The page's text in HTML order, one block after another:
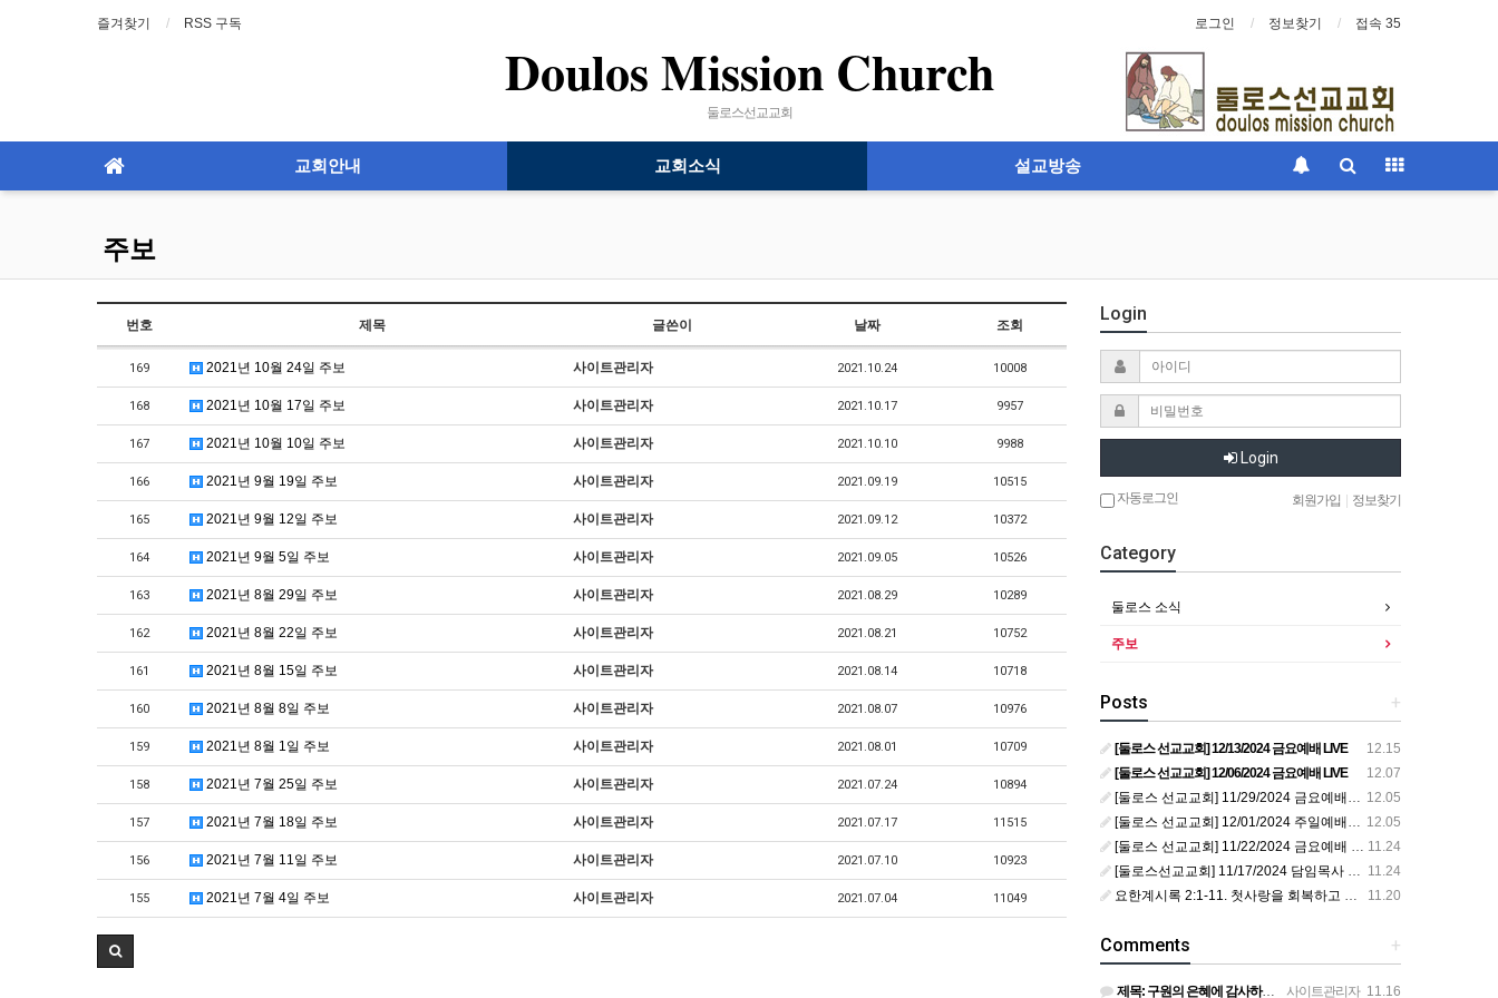
즐겨찾기 RSS 구독 로그인 정보찾기 접속 35
Doulos Mission Church
둘로스선교교회
교회안내 교회소식 설교방송
주보
번호 제목 글쓴이 날짜 조회
169 2021년 10월 24일 주보 사이트관리자 2021.10.24 10008
168 2021년 10월 17일 주보 사이트관리자 2021.10.17 9957
167 2021년 10월 10일 주보 사이트관리자 2021.10.10 9988
166 2021년 9월 19일 주보 사이트관리자 2021.09.19 10515
165 2021년 9월 12일 주보 사이트관리자 2021.09.12 10372
164 2021년 9월 5일 주보 사이트관리자 2021.09.05 10526
163 2021년 8월 29일 주보 사이트관리자 2021.08.29 10289
162 2021년 8월 22일 주보 사이트관리자 2021.08.21 10752
161 2021년 8월 15일 주보 사이트관리자 2021.08.14 10718
160 2021년 8월 8일 주보 사이트관리자 2021.08.07 10976
159 2021년 8월 1일 주보 사이트관리자 2021.08.01 10709
158 2021년 7월 25일 주보 사이트관리자 2021.07.24 10894
157 2021년 7월 18일 주보 사이트관리자 2021.07.17 11515
156 2021년 7월 11일 주보 사이트관리자 2021.07.10 10923
155 2021년 7월 4일 주보 사이트관리자 2021.07.04 11049
Login
Login
자동로그인 회원가입 정보찾기
Category
둘로스 소식
주보
+
Posts
12.15
[둘로스 선교교회] 12/13/2024 금요예배 LIVE
12.07
[둘로스 선교교회] 12/06/2024 금요예배 LIVE
12.05
[둘로스 선교교회] 11/29/2024 금요예배 LIVE
12.05
[둘로스 선교교회] 12/01/2024 주일예배 LIVE
11.24
[둘로스 선교교회] 11/22/2024 금요예배 LIVE
11.24
[둘로스선교교회] 11/17/2024 담임목사 취임예배 LIVE
11.20
요한계시록 2:1-11. 첫사랑을 회복하고 죽도록 충성하라!
+
Comments
사이트관리자 11.16
제목: 구원의 은혜에 감사하라! 본문: 로마서 10:9-15. 설교자: 황의정 목사 추수감사절에 감사를 묵상…